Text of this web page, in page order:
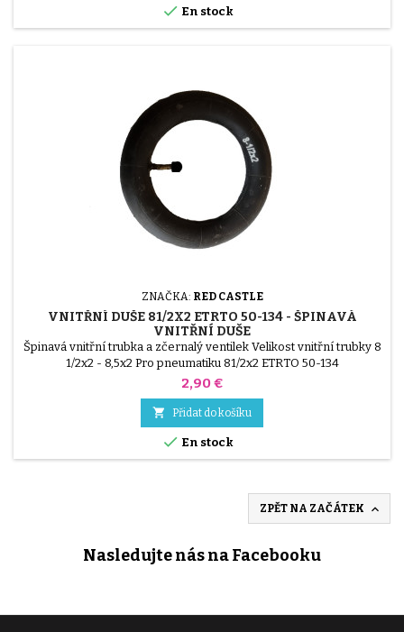
 En stock
ZNAČKA: RED CASTLE
VNITŘNÍ DUŠE 81/2X2 ETRTO 50-134 - ŠPINAVÁ
VNITŘNÍ DUŠE
Špinavá vnitřní trubka a zčernalý ventilek Velikost vnitřní trubky 8
1/2x2 - 8,5x2 Pro pneumatiku 81/2x2 ETRTO 50-134
Cena
2,90 €
 Přidat do košíku
 En stock
ZPĚT NA ZAČÁTEK 
Nasledujte nás na Facebooku